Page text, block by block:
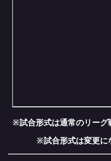
※試合形式は通常のリーグ
※試合形式は変更に